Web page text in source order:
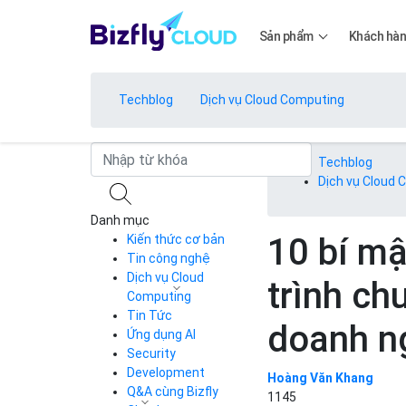
Sản phẩm
Bảng giá
Bảng giá
Khách
Techblog Dịch vụ Cloud Computing
Techblog
Dịch vụ Cloud
10 bí
trình
doanh
Hoàng Văn Khang
1145
Danh mục
Kiến thức cơ bản
Tin công nghệ
Dịch vụ Cloud
Computing
Cloud Server
CDN
Load Balancer
Auto Scaling
Container Registry
Tin Tức
Ứng dụng AI
Security
Development
Q&A cùng Bizfly